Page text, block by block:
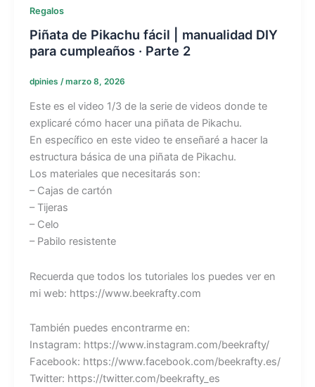
Regalos
Piñata de Pikachu fácil | manualidad DIY
para cumpleaños · Parte 2
dpinies /marzo 8, 2026
Este es el video 1/3 de la serie de videos donde te
explicaré cómo hacer una piñata de Pikachu.
En específico en este video te enseñaré a hacer la
estructura básica de una piñata de Pikachu.
Los materiales que necesitarás son:
– Cajas de cartón
– Tijeras
– Celo
– Pabilo resistente
Recuerda que todos los tutoriales los puedes ver en
mi web: https://www.beekrafty.com
También puedes encontrarme en:
Instagram: https://www.instagram.com/beekrafty/
Facebook: https://www.facebook.com/beekrafty.es/
Twitter: https://twitter.com/beekrafty_es